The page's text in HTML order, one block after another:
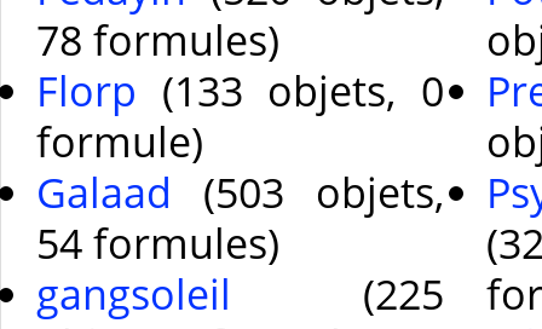
78 formules)
Florp (133 objets, 0
formule)
Galaad (503 objets,
54 formules)
gangsoleil (225